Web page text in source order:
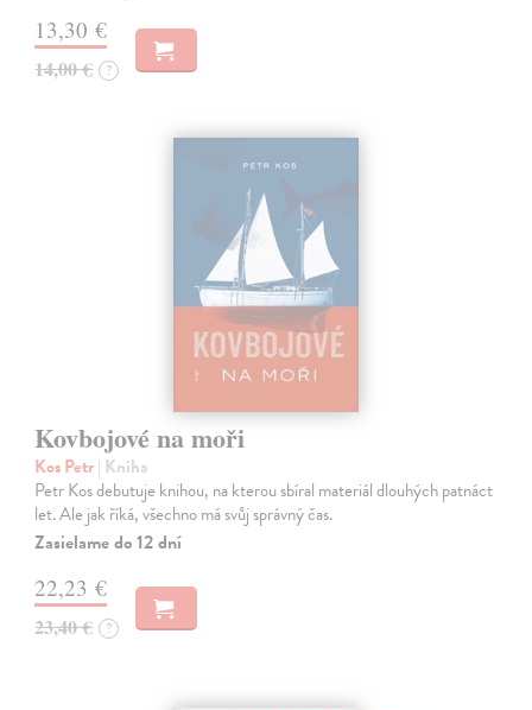
13,30 €
14,00 € ?
Kovbojové na moři
Kos Petr| Kniha
Petr Kos debutuje knihou, na kterou sbíral materiál dlouhých patnáct
let. Ale jak říká, všechno má svůj správný čas.
Zasielame do 12 dní
22,23 €
23,40 € ?